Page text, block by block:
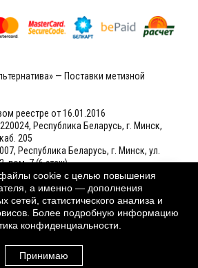
— Поставки метизной
реестре от 16.01.2016
Республика Беларусь, г. Минск,
205
Республика Беларусь, г. Минск, ул.
пом. 7 (6 этаж)
5100 1022 6000 (BYN) в ОАО «Банк
регистрации(открыть)
25из 30) ★★★★★
файлы cookie с целью повышения
а именно — дополнения
сетей, статистического анализа и
Более подробную информацию
конфиденциальности
Принимаю